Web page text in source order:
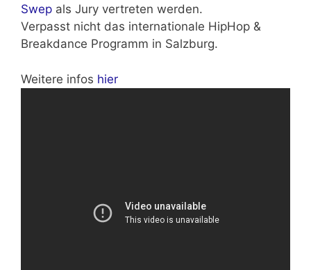
Swep als Jury vertreten werden.
Verpasst nicht das internationale HipHop &
Breakdance Programm in Salzburg.
Weitere infos hier